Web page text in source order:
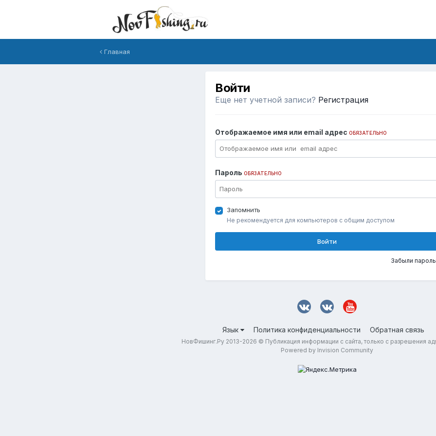
Главная
Войти
Еще нет учетной записи? Регистрация
Отображаемое имя или email адрес ОБЯЗАТЕЛЬНО
Пароль ОБЯЗАТЕЛЬНО
Запомнить
Не рекомендуется для компьютеров с общим доступом
Войти
Забыли
Язык Политика конфиденциальности Обратная связь
НовФишинг.Ру 2013-2026 © Публикация информации с сайта, только с разрешения
Powered by Invision Community